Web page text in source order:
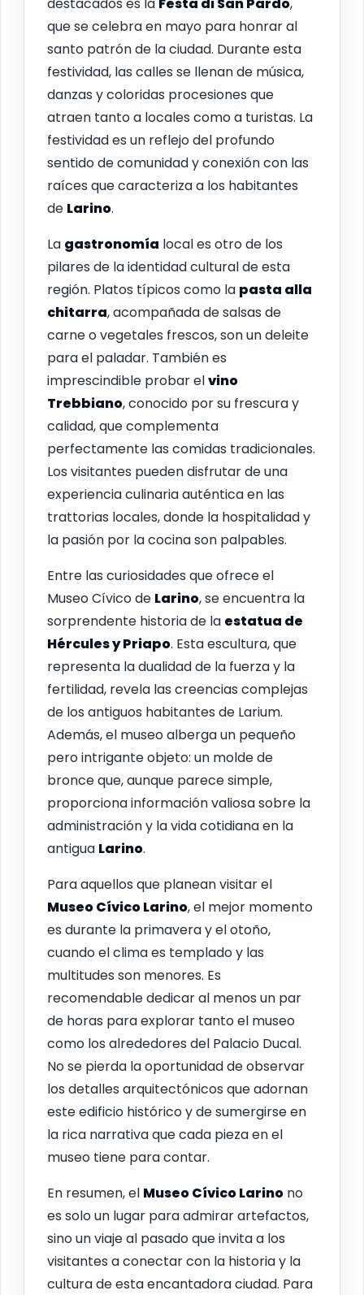
destacados es la Festa di San Pardo,
que se celebra en mayo para honrar al
santo patrón de la ciudad. Durante esta
festividad, las calles se llenan de música,
danzas y coloridas procesiones que
atraen tanto a locales como a turistas. La
festividad es un reflejo del profundo
sentido de comunidad y conexión con las
raíces que caracteriza a los habitantes
de Larino.
La gastronomía local es otro de los
pilares de la identidad cultural de esta
región. Platos típicos como la pasta alla
chitarra, acompañada de salsas de
carne o vegetales frescos, son un deleite
para el paladar. También es
imprescindible probar elvino
Trebbiano, conocido por su frescura y
calidad, que complementa
perfectamente las comidas tradicionales.
Los visitantes pueden disfrutar de una
experiencia culinaria auténtica en las
trattorias locales, donde la hospitalidad y
la pasión por la cocina son palpables.
Entre las curiosidades que ofrece el
Museo Cívico de Larino, se encuentra la
sorprendente historia de la estatua de
Hércules y Priapo. Esta escultura, que
representa la dualidad de la fuerza y la
fertilidad, revela las creencias complejas
de los antiguos habitantes de Larium.
Además, el museo alberga un pequeño
pero intrigante objeto: un molde de
bronce que, aunque parece simple,
proporciona información valiosa sobre la
administración y la vida cotidiana en la
antigua Larino.
Para aquellos que planean visitar el
Museo CívicoLarino, el mejor momento
es durante la primavera y el otoño,
cuando el clima es templado y las
multitudes son menores. Es
recomendable dedicar al menos un par
de horas para explorar tanto el museo
como los alrededores del Palacio Ducal.
No se pierda la oportunidad de observar
los detalles arquitectónicos que adornan
este edificio histórico y de sumergirse en
la rica narrativa que cada pieza en el
museo tiene para contar.
En resumen, el Museo Cívico Larino no
es solo un lugar para admirar artefactos,
sino un viaje al pasado que invita a los
visitantes a conectar con la historia y la
cultura de esta encantadora ciudad. Para